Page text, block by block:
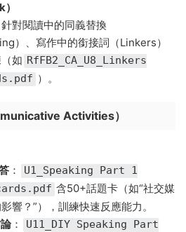
對閱讀中的同義替換
）、寫作中的銜接詞（Linkers）
如 RfFB2_CA_U8_Linkers
）。
Activities）​
​：
U1_Speaking Part 1
含50+話題卡（如“社交媒
響？”），訓練快速反應能力。
​：
U11_DIY Speaking Part